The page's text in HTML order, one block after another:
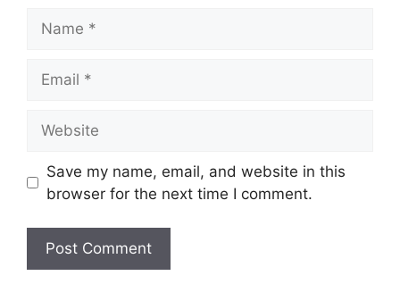
Save my name, email, and website in this
browser for the next time I comment.